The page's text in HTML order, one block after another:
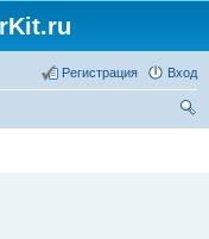
Вход
Регистрация